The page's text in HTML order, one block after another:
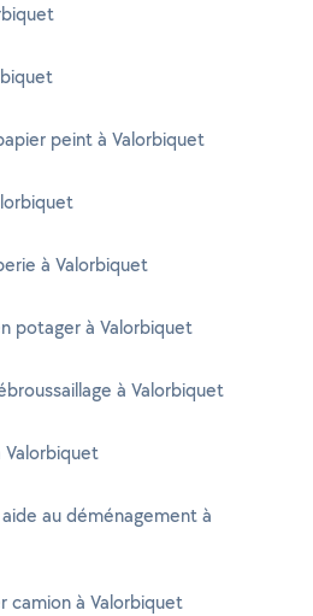
peint à Valorbiquet
à Valorbiquet
potager à Valorbiquet
à Valorbiquet
Valorbiquet
au déménagement à
camion à Valorbiquet